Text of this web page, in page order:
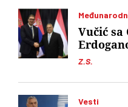
Z.S.
Vučić sa
Vesti